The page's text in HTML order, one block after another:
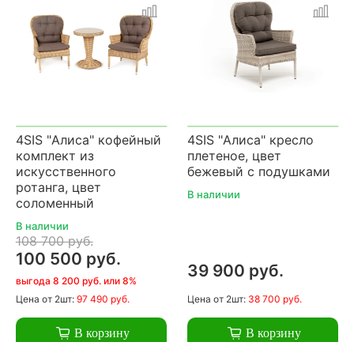
4SIS "Алиса" кофейный
комплект из
искусственного
ротанга, цвет
соломенный
В наличии
108 700 руб.
100 500 руб.
выгода 8 200 руб. или 8%
Цена от 2шт: 97 490 руб.
В корзину
4SIS "Алиса" кресло
плетеное, цвет
бежевый с подушками
В наличии
39 900 руб.
Цена от 2шт: 38 700 руб.
В корзину